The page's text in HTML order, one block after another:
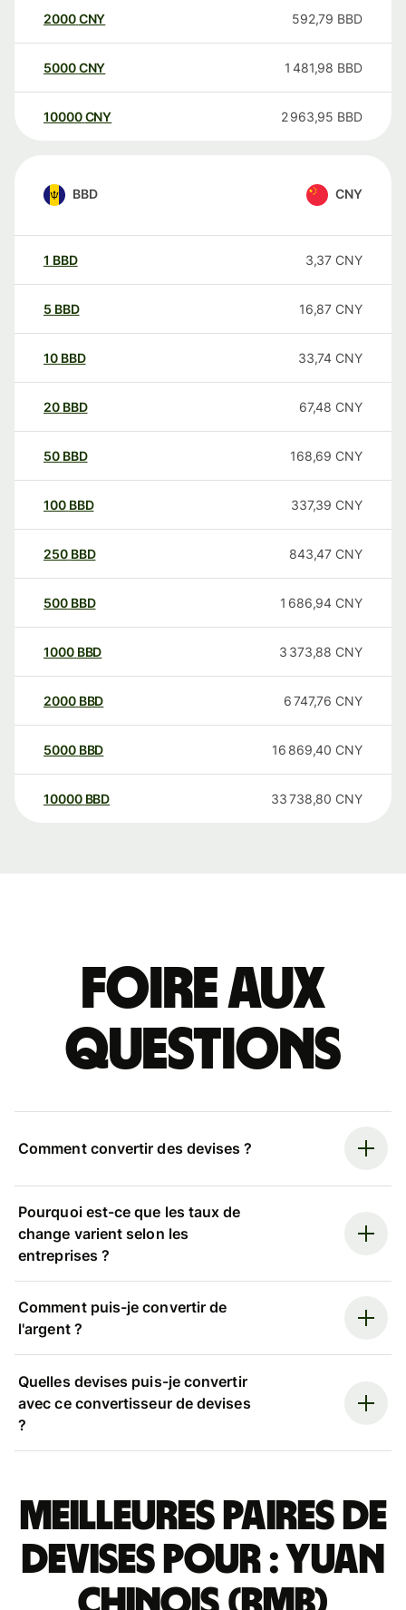
2000CNY 592,79 BBD
5000CNY 1 481,98 BBD
10000 CNY 2 963,95 BBD
BBD CNY
1 BBD 3,37 CNY
5 BBD 16,87 CNY
10 BBD 33,74 CNY
20 BBD 67,48 CNY
50 BBD 168,69 CNY
100 BBD 337,39 CNY
250 BBD 843,47 CNY
500 BBD 1 686,94 CNY
1000 BBD 3 373,88 CNY
2000 BBD 6 747,76 CNY
5000 BBD 16 869,40 CNY
10000 BBD 33 738,80 CNY
Foire aux
questions
Comment convertir des devises ?
Pourquoi est-ce que les taux de
change varient selon les
entreprises ?
Comment puis-je convertir de
l'argent ?
Quelles devises puis-je convertir
avec ce convertisseur de devises
?
Meilleures paires de
devises pour : yuan